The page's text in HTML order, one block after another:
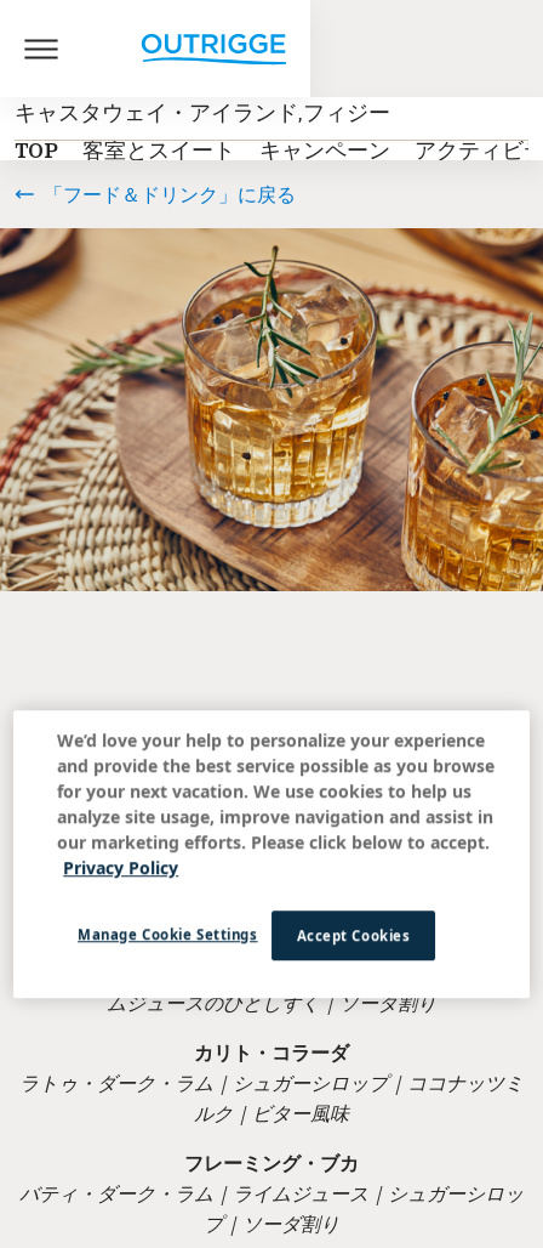
キャスタウェイ・アイランド,フィジー
TOP
客室とスイート キャンペーン アクティビ
「フード＆ドリンク」に戻る
ドリンクメニュー
シグネチャーカクテル
キャスタウェイ・パンチ
ムジュースのひとしずく｜ソーダ割り
カリト・コラーダ
ラトゥ・ダーク・ラム｜シュガーシロップ｜ココナッツミ
ルク｜ビター風味
フレーミング・ブカ
バティ・ダーク・ラム｜ライムジュース｜シュガーシロッ
プ｜ソーダ割り
We’d love your help to personalize your experience
and provide the best service possible as you browse
for your next vacation. We use cookies to help us
analyze site usage, improve navigation and assist in
our marketing efforts. Please click below to accept.
Privacy Policy
Accept Cookies
Manage Cookie Settings